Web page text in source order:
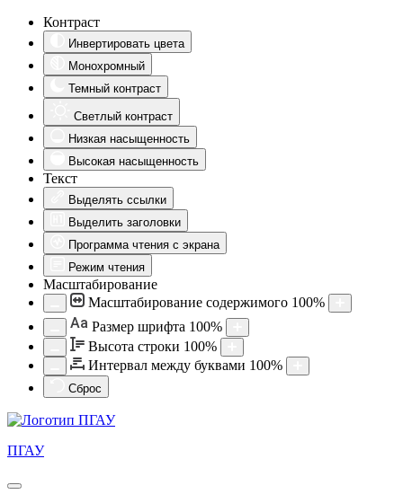
Контраст
Инвертировать цвета
Монохромный
Темный контраст
Светлый контраст
Низкая насыщенность
Высокая насыщенность
Текст
Выделять ссылки
Выделить заголовки
Программа чтения с экрана
Режим чтения
Масштабирование
Масштабирование содержимого 100%
Aa Размер шрифта 100%
Высота строки 100%
Интервал между буквами 100%
Сброс
ПГАУ